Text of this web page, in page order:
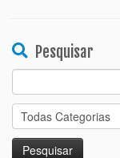
Pesquisar
Search
for: